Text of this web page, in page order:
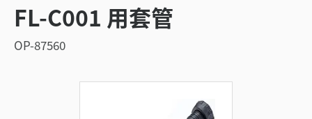
FL-C001 用套管
OP-87560